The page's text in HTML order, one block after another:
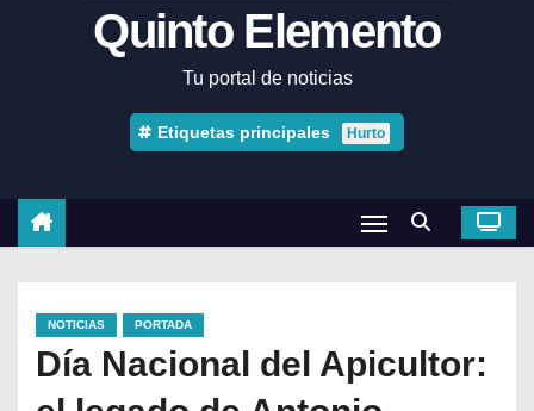
Quinto Elemento
Tu portal de noticias
Etiquetas principales Hurto
NOTICIAS PORTADA
Día Nacional del Apicultor: